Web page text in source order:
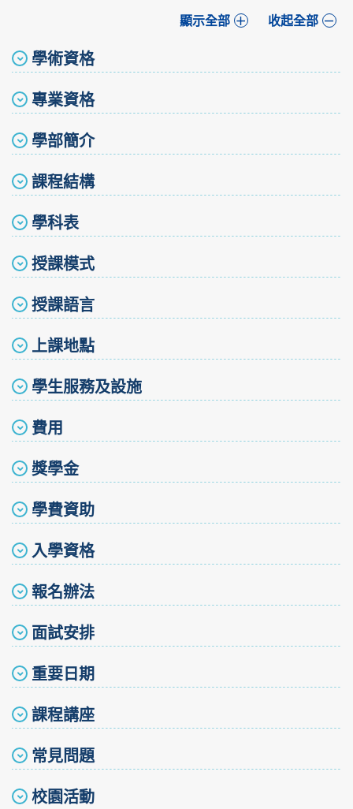
顯示全部 收起全部
學術資格
專業資格
學部簡介
課程結構
學科表
授課模式
授課語言
上課地點
學生服務及設施
費用
獎學金
學費資助
入學資格
報名辦法
面試安排
重要日期
課程講座
常見問題
校園活動